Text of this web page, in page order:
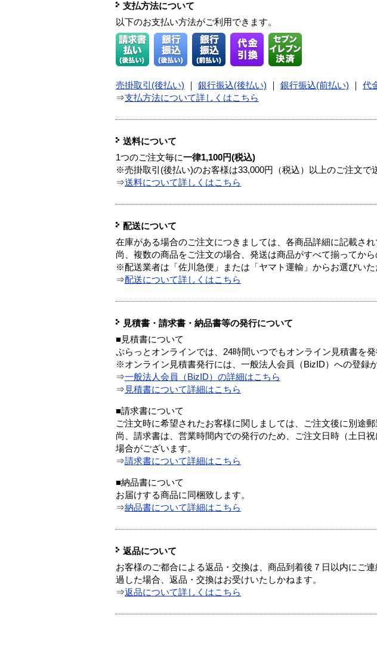
支払方法について
以下のお支払い方法がご利用できます。
売掛取引(後払い) 銀行振込(後払い) 銀行振込(前払い) 代
⇒支払方法について詳しくはこちら
送料について
1つのご注文毎に一律1,100円(税込)
※売掛取引(後払い)のお客様は33,000円（税込）以上のご注文で
⇒送料について詳しくはこちら
配送について
在庫がある場合のご注文につきましては、各商品詳細に記載さ
尚、複数の商品をご注文の場合、発送は商品がすべて揃ってから
※配送業者は「佐川急便」または「ヤマト運輸」からお選びいた
⇒配送について詳しくはこちら
見積書・請求書・納品書等の発行について
■見積書について
ぷらっとオンラインでは、24時間いつでもオンライン見積書を発
※オンライン見積書発行には、一般法人会員（BizID）への登録が
⇒一般法人会員（BizID）の詳細はこちら
⇒ 見積書について詳細はこちら
■請求書について
ご注文時に希望されたお客様に関しましては、ご注文後に別途郵
尚、請求書は、営業時間内での発行のため、ご注文日時（土日
場合がございます。
⇒請求書について詳細はこちら
■納品書について
お届けする商品に同梱致します。
⇒納品書について詳細はこちら
返品について
お客様のご都合による返品・交換は、商品到着後７日以内にご
過した場合、返品・交換はお受けいたしかねます。
⇒返品について詳しくはこちら